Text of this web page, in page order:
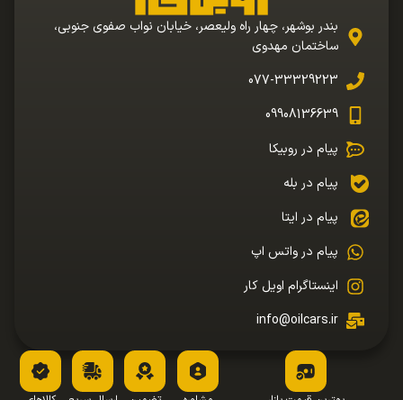
بندر بوشهر، چهار راه ولیعصر، خیابان نواب صفوی جنوبی،
ساختمان مهدوی
077-33329223
09908136639
پیام در روبیکا
پیام در بله
پیام در ایتا
پیام در واتس اپ
اینستاگرام اویل کار
info@oilcars.ir